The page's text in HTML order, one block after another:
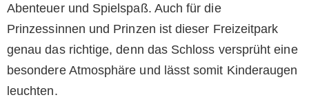
Abenteuer und Spielspaß. Auch für die
Prinzessinnen und Prinzen ist dieser Freizeitpark
genau das richtige, denn das Schloss versprüht eine
besondere Atmosphäre und lässt somit Kinderaugen
leuchten.